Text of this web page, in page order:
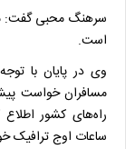
سرهنگ محبی گفت:
است.
وی در پایان با
مسافران خواست
راه‌های کشور
ساعات اوج ترافیک